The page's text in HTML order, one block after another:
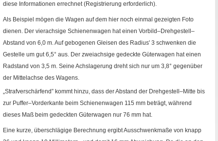
diese Informationen errechnet (Registrierung erforderlich).
Als Beispiel mögen die Wagen auf dem hier noch einmal gezeigten Foto
dienen. Der vierachsige Schienenwagen hat einen Vorbild–Drehgestell–
Abstand von 6,0 m. Auf gebogenen Gleisen des Radius' 3 schwenken die
Gestelle um gut 6,5° aus. Der zweiachsige gedeckte Güterwagen hat einen
Radstand von 3,5 m. Seine Achslagerung dreht sich nur um 3,8° gegenüber
der Mittelachse des Wagens.
„Strafverschärfend” kommt hinzu, dass der Abstand der Drehgestell–Mitte bis
zur Puffer–Vorderkante beim Schienenwagen 115 mm beträgt, während
dieses Maß beim gedeckten Güterwagen nur 76 mm hat.
Eine kurze, überschlägige Berechnung ergibt Ausschwenkmaße von knapp